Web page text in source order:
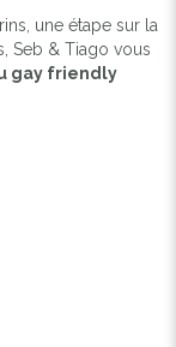
une étape sur la
Seb & Tiago vous
gay friendly